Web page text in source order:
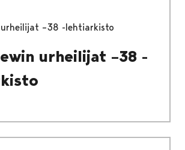
urheilijat –38 -lehtiarkisto
urheilijat –38 -